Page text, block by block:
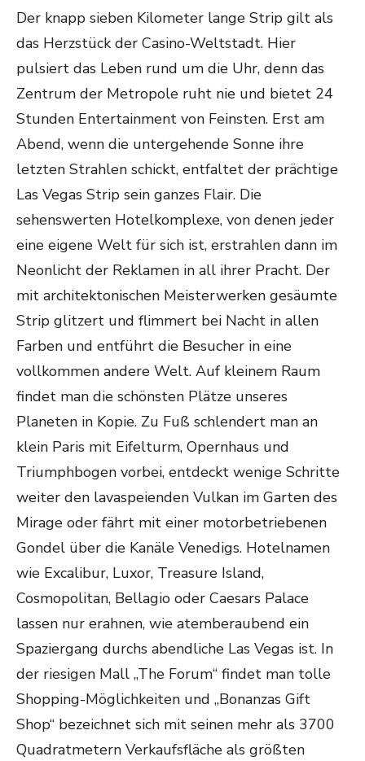
Der knapp sieben Kilometer lange Strip gilt als
das Herzstück der Casino-Weltstadt. Hier
pulsiert das Leben rund um die Uhr, denn das
Zentrum der Metropole ruht nie und bietet 24
Stunden Entertainment von Feinsten. Erst am
Abend, wenn die untergehende Sonne ihre
letzten Strahlen schickt, entfaltet der prächtige
Las Vegas Strip sein ganzes Flair. Die
sehenswerten Hotelkomplexe, von denen jeder
eine eigene Welt für sich ist, erstrahlen dann im
Neonlicht der Reklamen in all ihrer Pracht. Der
mit architektonischen Meisterwerken gesäumte
Strip glitzert und flimmert bei Nacht in allen
Farben und entführt die Besucher in eine
vollkommen andere Welt. Auf kleinem Raum
findet man die schönsten Plätze unseres
Planeten in Kopie. Zu Fuß schlendert man an
klein Paris mit Eifelturm, Opernhaus und
Triumphbogen vorbei, entdeckt wenige Schritte
weiter den lavaspeienden Vulkan im Garten des
Mirage oder fährt mit einer motorbetriebenen
Gondel über die Kanäle Venedigs. Hotelnamen
wie Excalibur, Luxor, Treasure Island,
Cosmopolitan, Bellagio oder Caesars Palace
lassen nur erahnen, wie atemberaubend ein
Spaziergang durchs abendliche Las Vegas ist. In
der riesigen Mall „The Forum“ findet man tolle
Shopping-Möglichkeiten und „Bonanzas Gift
Shop“ bezeichnet sich mit seinen mehr als 3700
Quadratmetern Verkaufsfläche als größten